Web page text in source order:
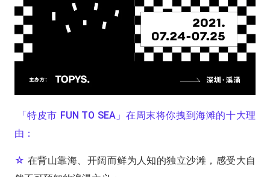
「特皮市 FUN TO SEA」在周末将你拽到海滩的十大理
由：
☆ 在背山靠海、开阔而鲜为人知的独立沙滩，感受大自